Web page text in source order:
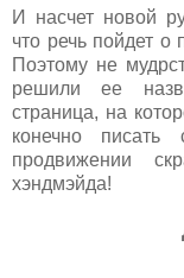
И насчет новой
что речь пойдет
Поэтому не
решили ее
страница, на
конечно
продвижении
хэндмэйда!